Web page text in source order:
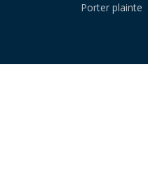
Porter plainte